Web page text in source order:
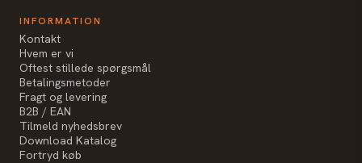
INFORMATION
Kontakt
Hvem er vi
Oftest stillede spørgsmål
Betalingsmetoder
Fragt og levering
B2B / EAN
Tilmeld nyhedsbrev
Download Katalog
Fortryd køb